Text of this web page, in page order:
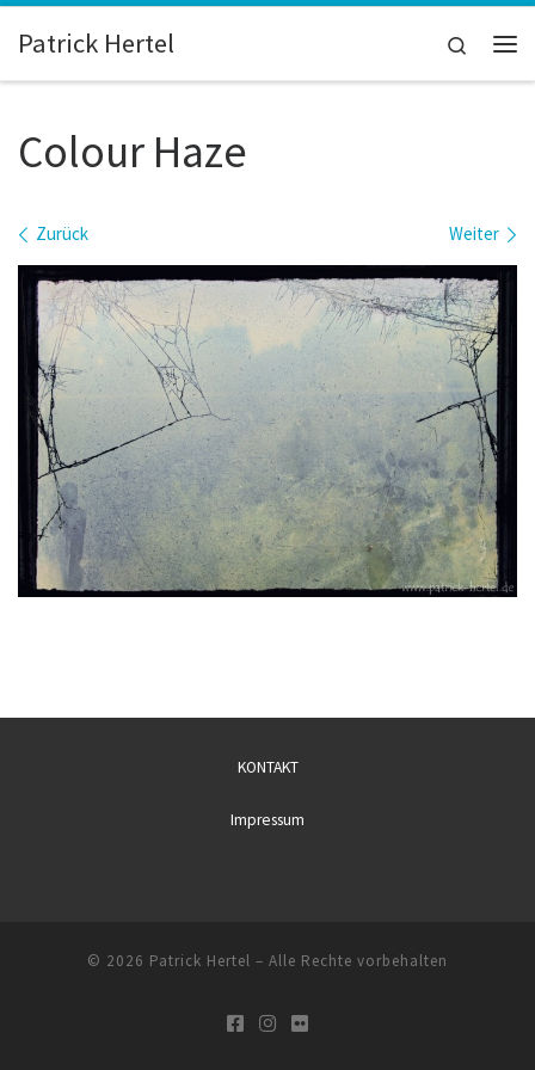
Zum Inhalt springen
Patrick Hertel
Search
Colour Haze
Bilder Navigation
Zurück Weiter
KONTAKT
Impressum
© 2026 Patrick Hertel – Alle Rechte vorbehalten